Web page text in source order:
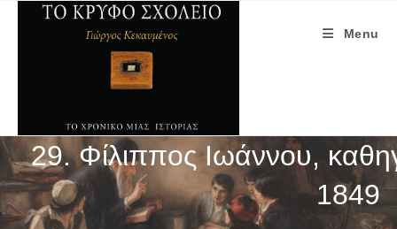
Menu
29. Φίλιππος Ιωάννου,
1849